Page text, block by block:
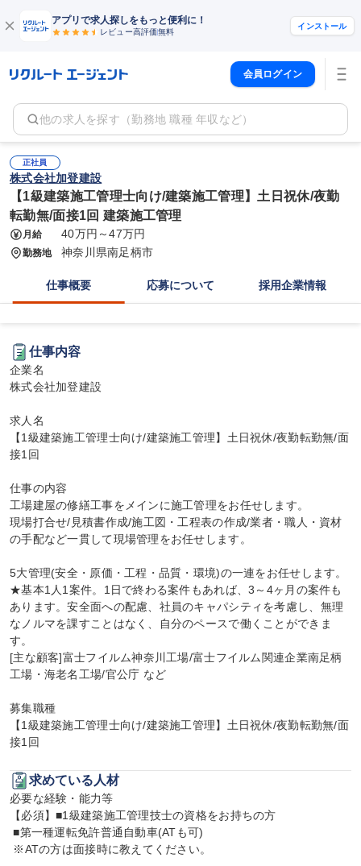
アプリで求人探しをもっと便利に！
レビュー高評価無料
インストール
会員ログイン
他の求人を探す（勤務地 職種 年収など）
正社員
株式会社加登建設
【1級建築施工管理士向け/建築施工管理】土日祝休/夜勤
転勤無/面接1回 建築施工管理
月給 40万円～47万円
勤務地 神奈川県南足柄市
仕事概要 応募について 採用企業情報
仕事内容
企業名
株式会社加登建設
求人名
【1級建築施工管理士向け/建築施工管理】土日祝休/夜勤転勤無/面
接1回
仕事の内容
工場建屋の修繕工事をメインに施工管理をお任せします。
現場打合せ/見積書作成/施工図・工程表の作成/業者・職人・資材
の手配など一貫して現場管理をお任せします。
5大管理(安全・原価・工程・品質・環境)の一連をお任せします。
★基本1人1案件。1日で終わる案件もあれば、3～4ヶ月の案件も
あります。安全面への配慮、社員のキャパシティを考慮し、無理
なノルマを課すことはなく、自分のペースで働くことができま
す。
[主な顧客]富士フイルム神奈川工場/富士フイルム関連企業南足柄
工場・海老名工場/官公庁 など
募集職種
【1級建築施工管理士向け/建築施工管理】土日祝休/夜勤転勤無/面
接1回
求めている人材
必要な経験・能力等
【必須】■1級建築施工管理技士の資格をお持ちの方
■第一種運転免許普通自動車(ATも可)